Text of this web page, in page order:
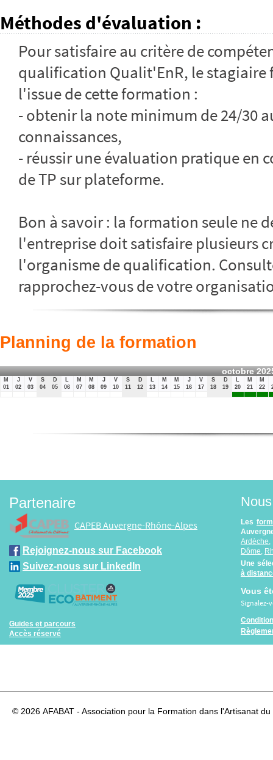
Méthodes d'évaluation :
Pour satisfaire au critère de
qualification Qualit'EnR, le
l'issue de cette formation :
- obtenir la note minimum de 24/30
connaissances,
- réussir une évaluation pratique en
de TP sur plateforme.
Bon à savoir : la formation seule ne
l'entreprise doit satisfaire plusieurs
l'organisme de qualification.
rapprochez-vous de votre
Planning de la formation
octobre
M
01
J
02
V
03
S
04
D
05
06
M
07
M
08
J
09
V
10
S
11
D
12
13
M
14
M
15
J
16
V
17
S
18
D
19
20
M
21
M
22
Partenaire
CAPEB Auvergne-Rhône-Alpes
Rejoignez-nous sur Facebook
Suivez-nous sur LinkedIn
Guides et parcours
Accès réservé
Les
Ardèche
Dôme,
Une
à
Vous
Signalez-
© 2026 AFABAT - Association pour la Formation dans l'Artisanat du